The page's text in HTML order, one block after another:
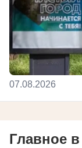
07.08.2026
Главное